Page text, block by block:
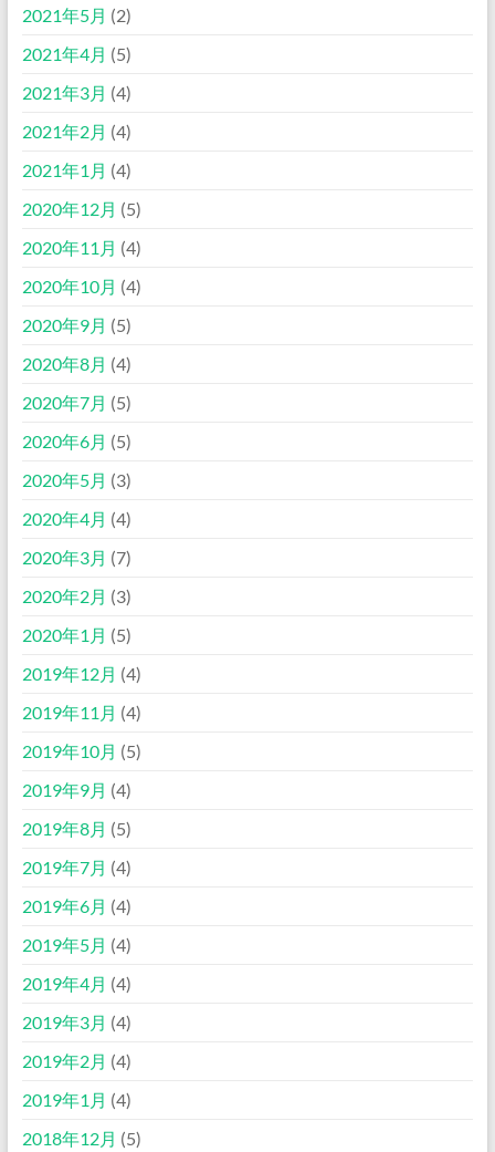
2021年5月 (2)
2021年4月 (5)
2021年3月 (4)
2021年2月 (4)
2021年1月 (4)
2020年12月 (5)
2020年11月 (4)
2020年10月 (4)
2020年9月 (5)
2020年8月 (4)
2020年7月 (5)
2020年6月 (5)
2020年5月 (3)
2020年4月 (4)
2020年3月 (7)
2020年2月 (3)
2020年1月 (5)
2019年12月 (4)
2019年11月 (4)
2019年10月 (5)
2019年9月 (4)
2019年8月 (5)
2019年7月 (4)
2019年6月 (4)
2019年5月 (4)
2019年4月 (4)
2019年3月 (4)
2019年2月 (4)
2019年1月 (4)
2018年12月 (5)